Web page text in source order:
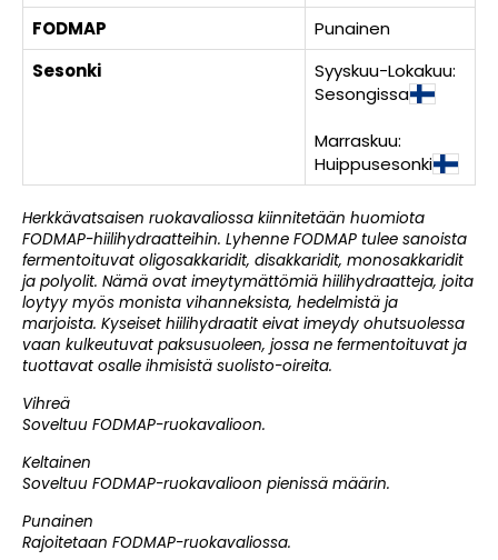
FODMAP
Punainen
Sesonki
Syyskuu-Lokakuu:
Sesongissa
Marraskuu:
Huippusesonki
Herkkävatsaisen ruokavaliossa kiinnitetään huomiota
FODMAP-hiilihydraatteihin. Lyhenne FODMAP tulee sanoista
fermentoituvat oligosakkaridit, disakkaridit, monosakkaridit
ja polyolit. Nämä ovat imeytymättömiä hiilihydraatteja, joita
loytyy myös monista vihanneksista, hedelmistä ja
marjoista. Kyseiset hiilihydraatit eivat imeydy ohutsuolessa
vaan kulkeutuvat paksusuoleen, jossa ne fermentoituvat ja
tuottavat osalle ihmisistä suolisto-oireita.
Vihreä
Soveltuu FODMAP-ruokavalioon.
Keltainen
Soveltuu FODMAP-ruokavalioon pienissä määrin.
Punainen
Rajoitetaan FODMAP-ruokavaliossa.